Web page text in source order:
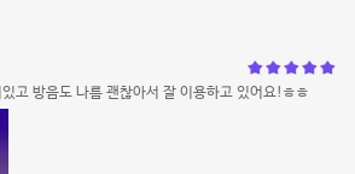
고 방음도 나름 괜찮아서 잘 이용하고 있어요!ㅎㅎ